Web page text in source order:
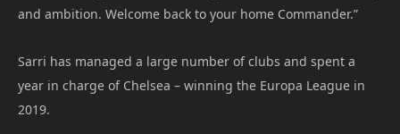
and ambition. Welcome back to your home Commander.”
Sarri has managed a large number of clubs and spent a
year in charge of Chelsea – winning the Europa League in
2019.